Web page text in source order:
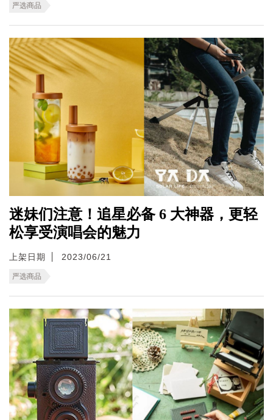
严选商品
迷妹们注意！追星必备 6 大神器，更轻
松享受演唱会的魅力
上架日期 2023/06/21
严选商品